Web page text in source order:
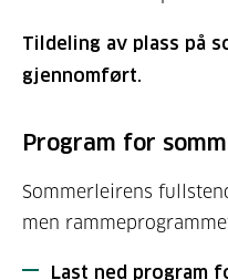
Tildeling av plass på
gjennomført.
Program for
Sommerleirens
men
Last ned program